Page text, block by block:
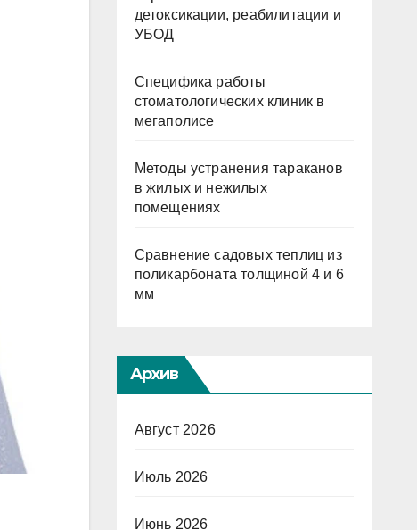
детоксикации, реабилитации и
УБОД
Специфика работы
стоматологических клиник в
мегаполисе
Методы устранения тараканов
в жилых и нежилых
помещениях
Сравнение садовых теплиц из
поликарбоната толщиной 4 и 6
мм
Архив
Август 2026
Июль 2026
Июнь 2026